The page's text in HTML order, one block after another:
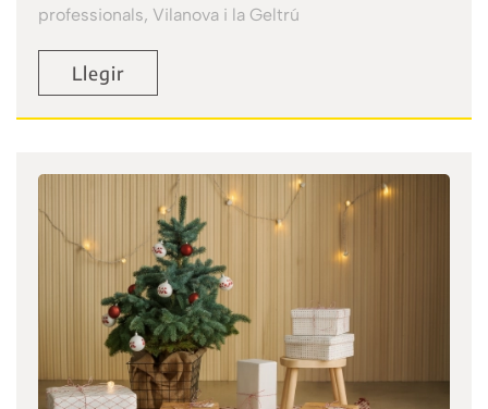
professionals, Vilanova i la Geltrú
Llegir